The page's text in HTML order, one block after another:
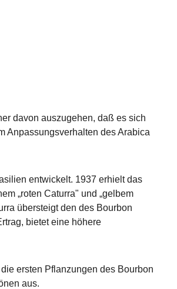
davon auszugehen, daß es sich
Anpassungsverhalten des Arabica
entwickelt. 1937 erhielt das
„roten Caturra" und „gelbem
übersteigt den des Bourbon
bietet eine höhere
ersten Pflanzungen des Bourbon
aus.